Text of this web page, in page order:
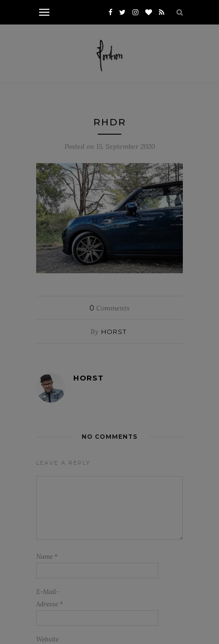
RHDR
Posted on 15. September 2020
0 Comments
By HORST
HORST
NO COMMENTS
LEAVE A REPLY
Name *
E-Mail-
Adresse *
Website